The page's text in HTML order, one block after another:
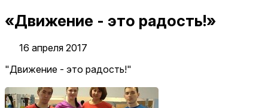
«Движение - это радость!»
16 апреля 2017
"Движение - это радость!"